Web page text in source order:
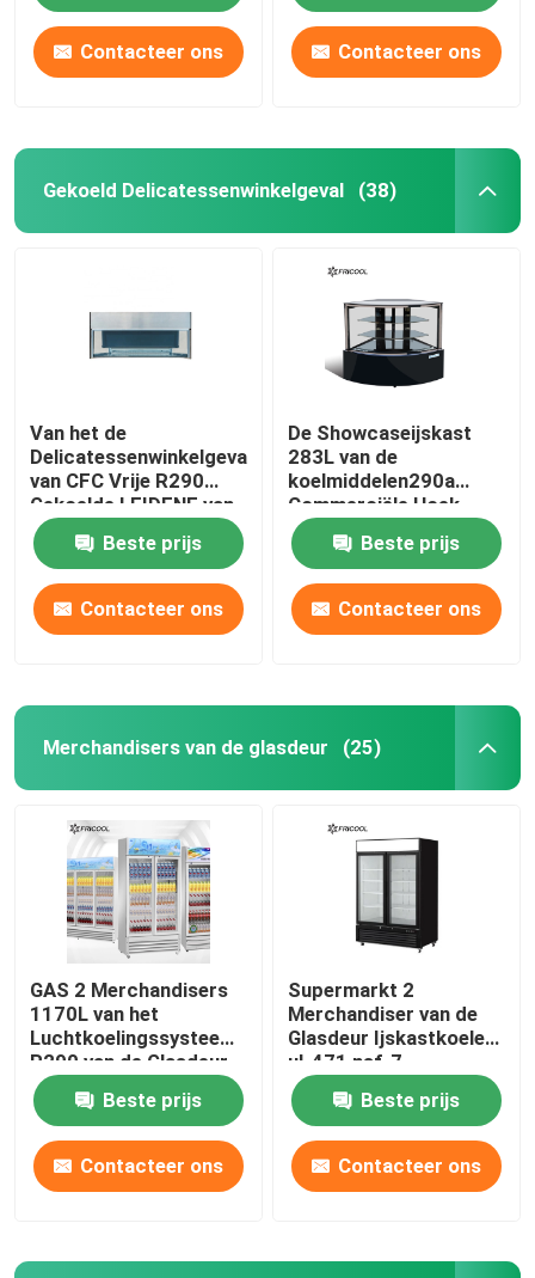
Contacteer ons Contacteer ons
Gekoeld Delicatessenwinkelgeval (38)
Van het de
Delicatessenwinkelgeval
van CFC Vrije R290
Gekoelde LEIDENE van
de de
Bakkerijshowcase
Binnenkant
Beste prijs
Contacteer ons
De Showcaseijskast
283L van de
koelmiddelen290a
Commerciële Hoek
Beste prijs
Contacteer ons
Merchandisers van de glasdeur (25)
GAS 2 Merchandisers
1170L van het
Luchtkoelingssysteem
R290 van de Glasdeur
Beste prijs
Contacteer ons
Supermarkt 2
Merchandiser van de
Glasdeur Ijskastkoeler
ul-471 nsf-7
Beste prijs
Contacteer ons